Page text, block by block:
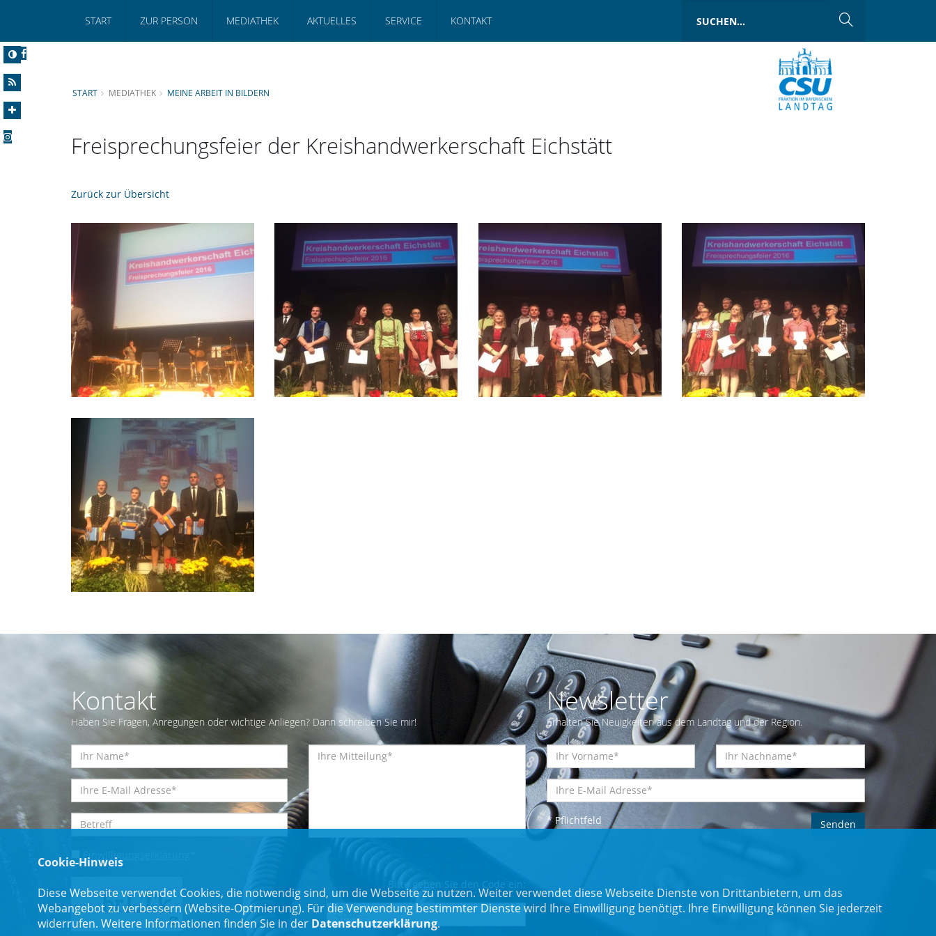
START ZUR PERSON MEDIATHEK AKTUELLES SERVICE KONTAKT
START MEDIATHEK MEINE ARBEIT IN BILDERN
Freisprechungsfeier der Kreishandwerkerschaft Eichstätt
Zurück zur Übersicht
Kontakt
Haben Sie Fragen, Anregungen oder wichtige Anliegen? Dann schreiben Sie mir!
Einwilligungserklärung
Bitte geben Sie den Code ein:
Newsletter
Erhalten Sie Neuigkeiten aus dem Landtag und der Region.
* Pflichtfeld
Cookie-Hinweis
Diese Webseite verwendet Cookies, die notwendig sind, um die Webseite zu nutzen. Weiter verwendet diese Webseite Dienste von Drittanbietern, um das
Webangebot zu verbessern (Website-Optmierung). Für die Verwendung bestimmter Dienste wird Ihre Einwilligung benötigt. Ihre Einwilligung können Sie jederzeit
widerrufen. Weitere Informationen finden Sie in der Datenschutzerklärung.